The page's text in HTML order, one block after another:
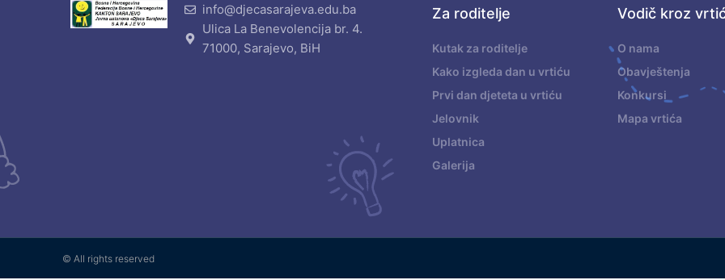
info@djecasarajeva.edu.ba
Ulica La Benevolencija br. 4.
71000, Sarajevo, BiH
Za roditelje
Kutak za roditelje
Kako izgleda dan u vrtiću
Prvi dan djeteta u vrtiću
Jelovnik
Uplatnica
Galerija
Vodič kroz
O nama
Obavještenja
Konkursi
Mapa vrtića
© All rights reserved